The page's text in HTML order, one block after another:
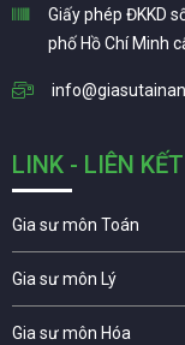
Giấy phép ĐKKD
phố Hồ Chí Minh
LINK - LIÊN KẾT
Gia sư môn Toán
Gia sư môn Lý
Gia sư môn Hóa